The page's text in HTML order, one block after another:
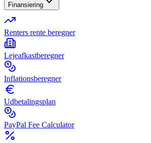
Finansiering
Renters rente beregner
Lejeafkastberegner
Inflationsberegner
Udbetalingsplan
PayPal Fee Calculator